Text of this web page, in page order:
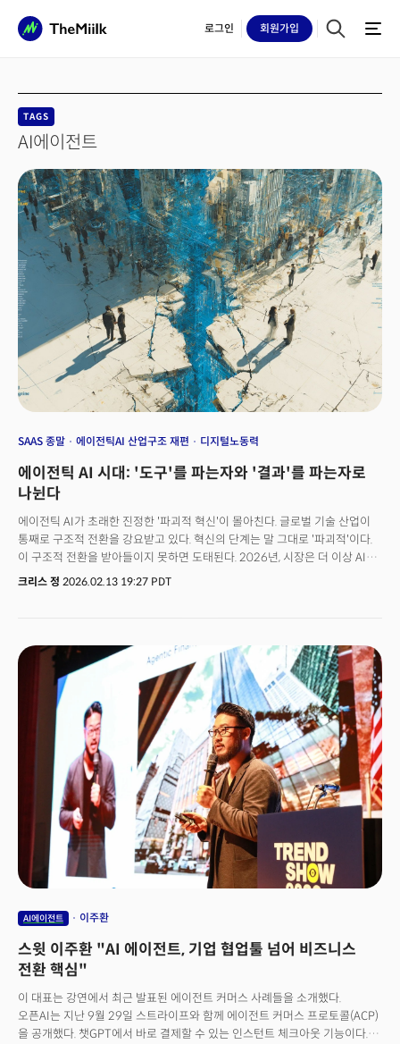
로그인 회원가입
TAGS
AI에이전트
SAAS 종말 에이전틱AI 산업구조 재편 디지털노동력
에이전틱 AI 시대: '도구'를 파는자와 '결과'를 파는자로
나뉜다
에이전틱 AI가 초래한 진정한 '파괴적 혁신'이 몰아친다. 글로벌 기술 산업이
통째로 구조적 전환을 강요받고 있다. 혁신의 단계는 말 그대로 '파괴적'이다.
이 구조적 전환을 받아들이지 못하면 도태된다. 2026년, 시장은 더 이상 AI가
'얼마나 더 똑똑해졌는가'를 묻는 대신 AI가 '무엇을 직접 할 수 있는가'에
것이다. 앤트로픽이 출시한 '클로드 코워크(Claude Cowork)'는 픽셀 카운팅
기술로 API가 없는 레거시 소프트웨어까지 인간처럼 화면을 직접 보고
클릭하며 조작한다. 기존의 시스템을 전면 교체하거나 AI와 직접 연결해야
되는 프로그램이 없어도 에이전트를 즉시 투입할 수 있게 된 것이다. 이제
기업은 AI의 도입 장벽이 기술의 문제가 아닌 의사결정의 문제로 넘어갔다.
크리스 정 2026.02.13 19:27 PDT
AI에이전트 이주환
스윗 이주환 "AI 에이전트, 기업 협업툴 넘어 비즈니스
전환 핵심"
이 대표는 강연에서 최근 발표된 에이전트 커머스 사례들을 소개했다.
오픈AI는 지난 9월 29일 스트라이프와 함께 에이전트 커머스 프로토콜(ACP)
을 공개했다. 챗GPT에서 바로 결제할 수 있는 인스턴트 체크아웃 기능이다.